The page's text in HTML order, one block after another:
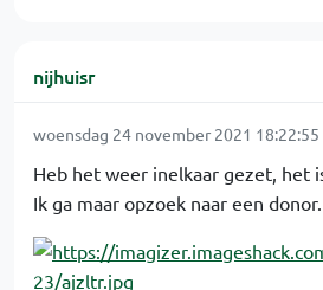
nijhuisr
woensdag 24 november 2021 18:22:55
Heb het weer inelkaar gezet, het
Ik ga maar opzoek naar een donor.